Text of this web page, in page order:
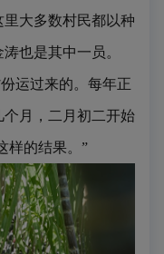
大多数村民都以种
也是其中一员。
运过来的。每年正
个月 ，二月初二开始
样的结果。”